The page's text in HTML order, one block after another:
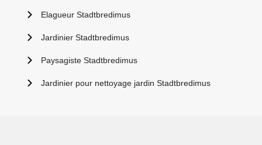
Elagueur Stadtbredimus
Jardinier Stadtbredimus
Paysagiste Stadtbredimus
Jardinier pour nettoyage jardin Stadtbredimus